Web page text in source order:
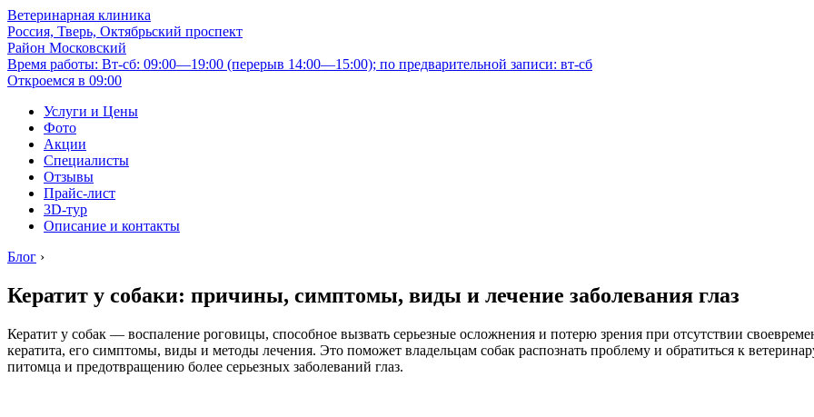
Ветеринарная клиника
Россия, Тверь, Октябрьский проспект
Район Московский
Время работы: Вт-сб: 09:00—19:00 (перерыв 14:00—15:00); по предварительной записи: вт-сб
Откроемся в 09:00
Услуги и Цены
Фото
Акции
Специалисты
Отзывы
Прайс-лист
3D-тур
Описание и контакты
Блог ›
Кератит у собаки: причины, симптомы, виды и лечение заболевания глаз
Кератит у собак — воспаление роговицы, способное вызвать серьезные осложнения и потерю зрения при отсутствии
кератита, его симптомы, виды и методы лечения. Это поможет владельцам собак распознать проблему и обратиться к
питомца и предотвращению более серьезных заболеваний глаз.